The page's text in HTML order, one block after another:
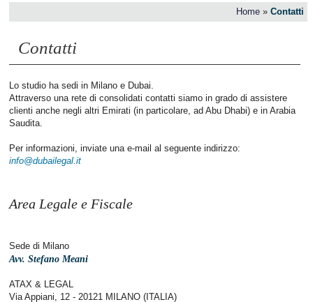
Home »Contatti
Contatti
Lo studio ha sedi in Milano e Dubai.
Attraverso una rete di consolidati contatti siamo in grado di assistere
clienti anche negli altri Emirati (in particolare, ad Abu Dhabi) e in Arabia
Saudita.
Per informazioni, inviate una e-mail al seguente indirizzo:
info@dubailegal.it
Area Legale e Fiscale
Sede di Milano
Avv. Stefano Meani
ATAX & LEGAL
Via Appiani, 12 - 20121 MILANO (ITALIA)